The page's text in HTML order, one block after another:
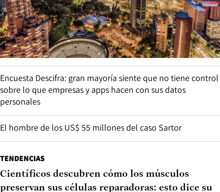
Encuesta Descifra: gran mayoría siente que no tiene control
sobre lo que empresas y apps hacen con sus datos
personales
El hombre de los US$ 55 millones del caso Sartor
TENDENCIAS
Científicos descubren cómo los músculos
preservan sus células reparadoras: esto dice su